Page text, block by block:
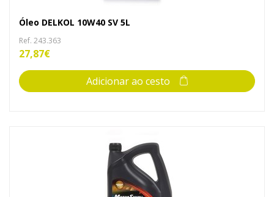
Óleo DELKOL 10W40 SV 5L
Ref. 243.363
27,87€
Adicionar ao cesto